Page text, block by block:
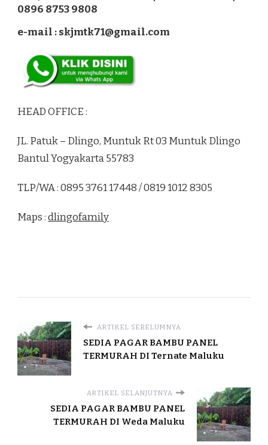
0896 8753 9808
e-mail : skjmtk71@gmail.com
HEAD OFFICE :
JL. Patuk – Dlingo, Muntuk Rt 03 Muntuk Dlingo
Bantul Yogyakarta 55783
TLP/WA : 0895 3761 17448 / 0819 1012 8305
Maps :dlingofamily
ARTIKEL SEBELUMNYA
SEDIA PAGAR BAMBU PANEL
TERMURAH DI Ternate Maluku
ARTIKEL SELANJUTNYA
SEDIA PAGAR BAMBU PANEL
TERMURAH DI Weda Maluku